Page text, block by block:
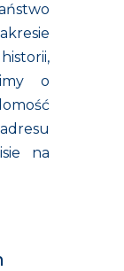
o
na